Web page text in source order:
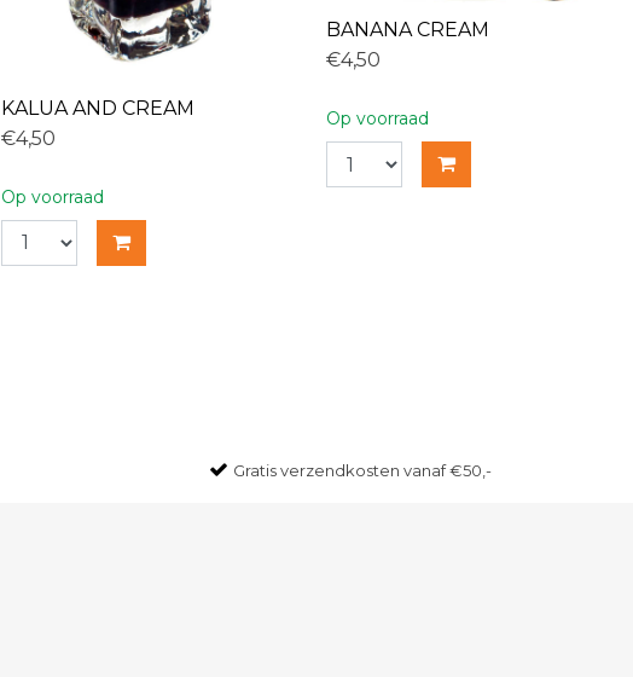
KALUA AND CREAM
€4,50
Op voorraad
BANANA CREAM
€4,50
Op voorraad
Gratisverzendkosten vanaf €50,-